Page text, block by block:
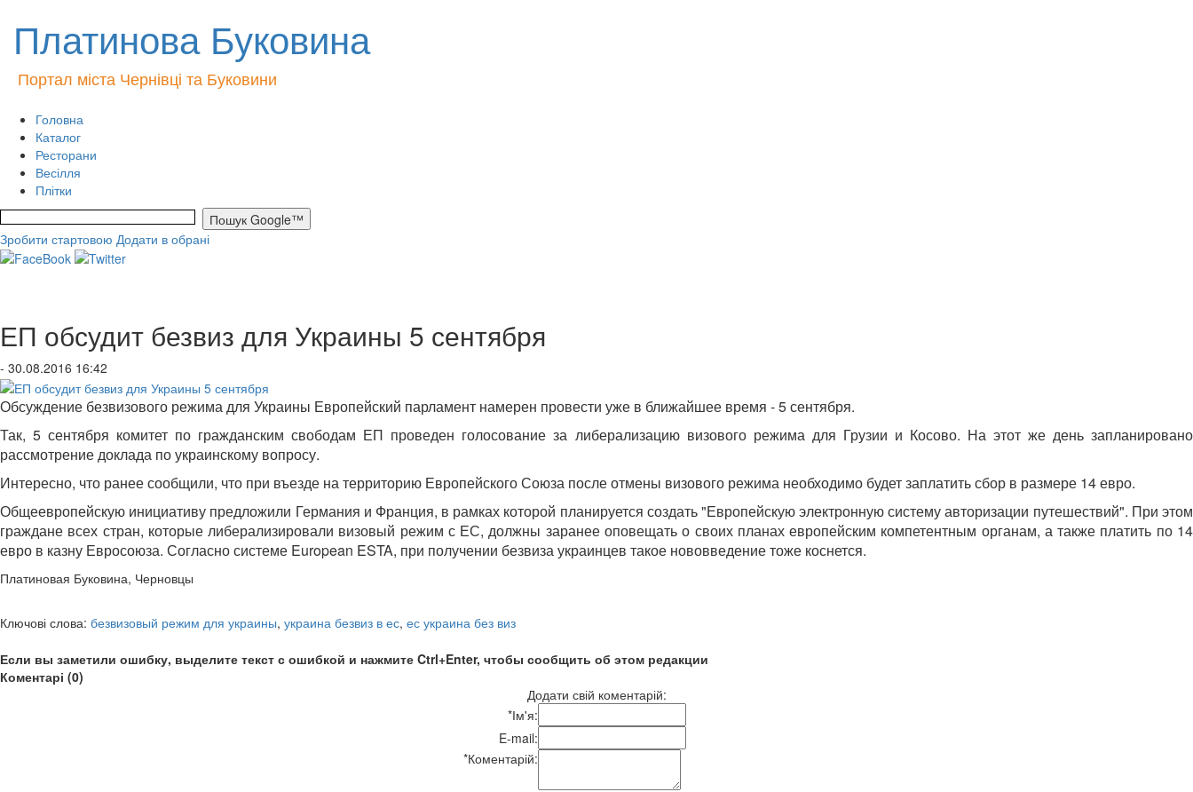
Платинова Буковина
Портал міста Чернівці та Буковини
Головна
Каталог
Ресторани
Весілля
Плітки
Зробити стартовою Додати в обрані
ЕП обсудит безвиз для Украины 5 сентября
- 30.08.2016 16:42
Обсуждение безвизового режима для Украины Европейский парламент намерен провести уже в ближайшее время - 5 сентября.
Так, 5 сентября комитет по гражданским свободам ЕП проведен голосование за либерализацию визового режима для Грузии и Косово. На этот же день запланировано
рассмотрение доклада по украинскому вопросу.
Интересно, что ранее сообщили, что при въезде на территорию Европейского Союза после отмены визового режима необходимо будет заплатить сбор в размере 14 евро.
Общеевропейскую инициативу предложили Германия и Франция, в рамках которой планируется создать "Европейскую электронную систему авторизации путешествий". При этом
граждане всех стран, которые либерализировали визовый режим с ЕС, должны заранее оповещать о своих планах европейским компетентным органам, а также платить по 14
евро в казну Евросоюза. Согласно системе European ESTA, при получении безвиза украинцев такое нововведение тоже коснется.
Платиновая Буковина, Черновцы
Ключові слова: безвизовый режим для украины, украина безвиз в ес, ес украина без виз
Если вы заметили ошибку, выделите текст с ошибкой и нажмите Ctrl+Enter, чтобы сообщить об этом редакции
Коментарі (0)
Додати свій коментарій:
*Ім'я:
E-mail:
*Коментарій: